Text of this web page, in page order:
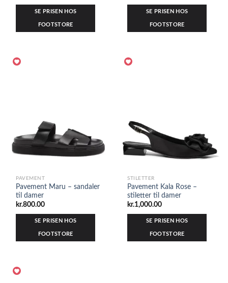
SE PRISEN HOS
FOOTSTORE
SE PRISEN HOS
FOOTSTORE
PAVEMENT
Pavement Maru – sandaler
til damer
kr.800.00
SE PRISEN HOS
FOOTSTORE
STILETTER
Pavement Kala Rose –
stiletter til damer
kr.1,000.00
SE PRISEN HOS
FOOTSTORE